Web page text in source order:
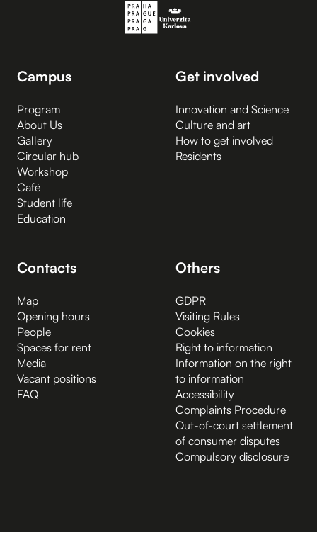
Campus
Program
About Us
Gallery
Circular hub
Workshop
Café
Student life
Education
Get involved
Innovation and Science
Culture and art
How to get involved
Residents
Contacts
Map
Opening hours
People
Spaces for rent
Media
Vacant positions
FAQ
Others
GDPR
Visiting Rules
Cookies
Right to information
Information on the right
to information
Accessibility
Complaints Procedure
Out-of-court settlement
of consumer disputes
Compulsory disclosure